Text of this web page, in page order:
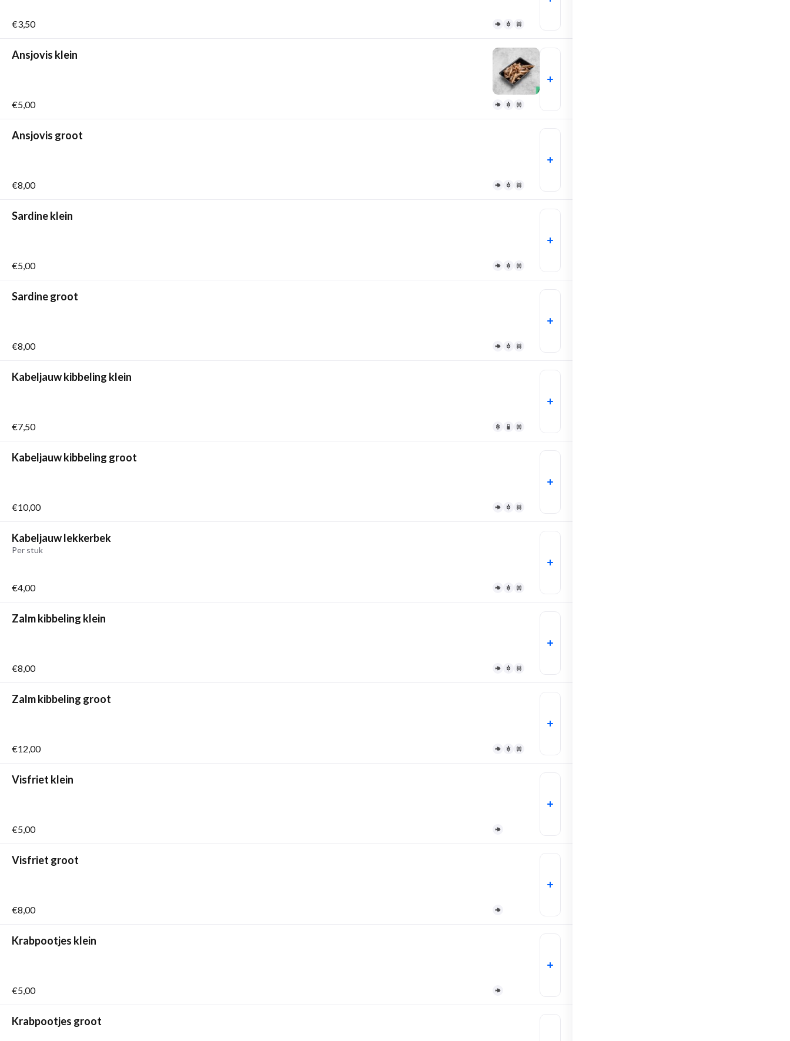
€3,50
Ansjovis klein
€5,00
Ansjovis groot
€8,00
Sardine klein
€5,00
Sardine groot
€8,00
Kabeljauw kibbeling klein
€7,50
Kabeljauw kibbeling groot
€10,00
Kabeljauw lekkerbek
Per stuk
€4,00
Zalm kibbeling klein
€8,00
Zalm kibbeling groot
€12,00
Visfriet klein
€5,00
Visfriet groot
€8,00
Krabpootjes klein
€5,00
Krabpootjes groot